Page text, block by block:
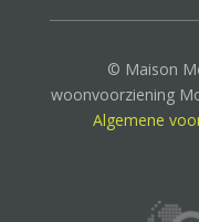
© Maison
woonvoorziening
Algemene